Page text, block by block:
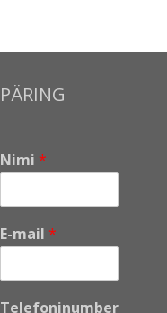
PÄRING
Nimi *
E-mail *
Telefoninumber